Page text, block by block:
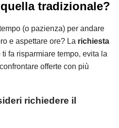
tradizionale?
(o pazienza) per andare
e aspettare ore? La richiesta
ti fa risparmiare tempo, evita la
offerte con più
richiedere il